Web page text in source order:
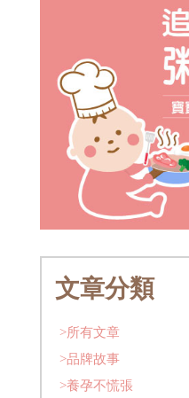
文章分類
>所有文章
>品牌故事
>養孕不慌張